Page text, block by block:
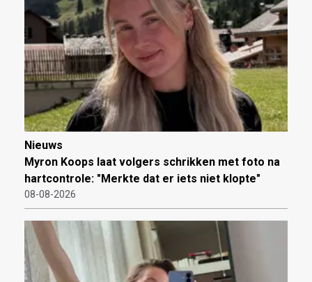
Nieuws
Myron Koops laat volgers schrikken met foto na
hartcontrole: "Merkte dat er iets niet klopte"
08-08-2026